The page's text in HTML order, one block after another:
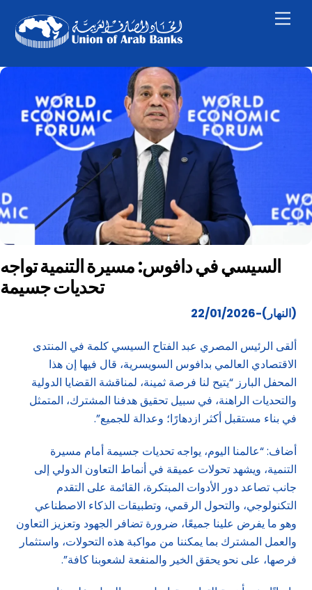
content
السيسي في دافوس: مسيرة التنمية تواجه
تحديات جسيمة
(النهار)-22/01/2026
ألقى الرئيس المصري عبد الفتاح السيسي كلمة في المنتدى
الاقتصادي العالمي بدافوس السويسرية، قال فيها إن هذا
المحفل البارز “يتيح لنا فرصة ثمينة، لمناقشة القضايا الدولية
والتحديات الراهنة، في سبيل تحقيق هدفنا المشترك، المتمثل
في بناء مستقبل أكثر ازدهارًا؛ وعدالة للجميع”.
أضاف: “عالمنا اليوم، يواجه تحديات جسيمة أمام مسيرة
التنمية، ويشهد تحولات عميقة في أنماط التعاون الدولي إلى
جانب تصاعد دور الأدوات المبتكرة، القائمة على التقدم
التكنولوجي، والتحول الرقمي، وتطبيقات الذكاء الاصطناعي
وهو ما يفرض علينا جميعًا، ضرورة تضافر الجهود وتعزيز التعاون
والعمل المشترك بما يمكننا من مواكبة هذه التحولات، واستثمار
فرصها، على نحو يحقق الخير والمنفعة لشعوبنا كافة”.